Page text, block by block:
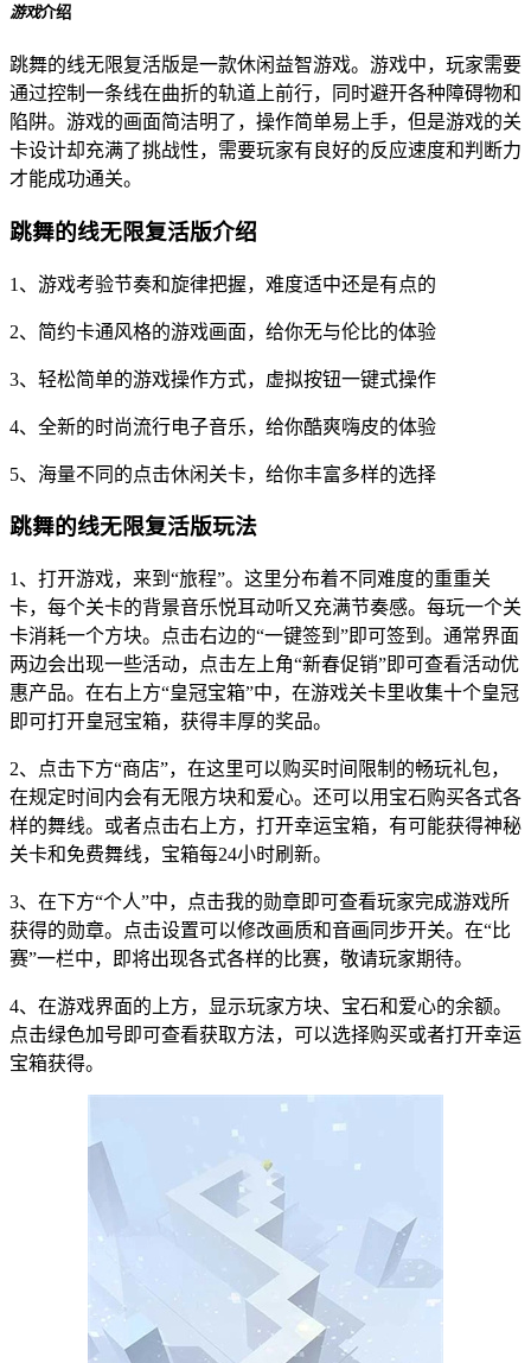
游戏介绍
跳舞的线无限复活版是一款休闲益智游戏。游戏中，玩家需要
通过控制一条线在曲折的轨道上前行，同时避开各种障碍物和
陷阱。游戏的画面简洁明了，操作简单易上手，但是游戏的关
卡设计却充满了挑战性，需要玩家有良好的反应速度和判断力
才能成功通关。
跳舞的线无限复活版介绍
1、游戏考验节奏和旋律把握，难度适中还是有点的
2、简约卡通风格的游戏画面，给你无与伦比的体验
3、轻松简单的游戏操作方式，虚拟按钮一键式操作
4、全新的时尚流行电子音乐，给你酷爽嗨皮的体验
5、海量不同的点击休闲关卡，给你丰富多样的选择
跳舞的线无限复活版玩法
1、打开游戏，来到“旅程”。这里分布着不同难度的重重关
卡，每个关卡的背景音乐悦耳动听又充满节奏感。每玩一个关
卡消耗一个方块。点击右边的“一键签到”即可签到。通常界面
两边会出现一些活动，点击左上角“新春促销”即可查看活动优
惠产品。在右上方“皇冠宝箱”中，在游戏关卡里收集十个皇冠
即可打开皇冠宝箱，获得丰厚的奖品。
2、点击下方“商店”，在这里可以购买时间限制的畅玩礼包，
在规定时间内会有无限方块和爱心。还可以用宝石购买各式各
样的舞线。或者点击右上方，打开幸运宝箱，有可能获得神秘
关卡和免费舞线，宝箱每24小时刷新。
3、在下方“个人”中，点击我的勋章即可查看玩家完成游戏所
获得的勋章。点击设置可以修改画质和音画同步开关。在“比
赛”一栏中，即将出现各式各样的比赛，敬请玩家期待。
4、在游戏界面的上方，显示玩家方块、宝石和爱心的余额。
点击绿色加号即可查看获取方法，可以选择购买或者打开幸运
宝箱获得。